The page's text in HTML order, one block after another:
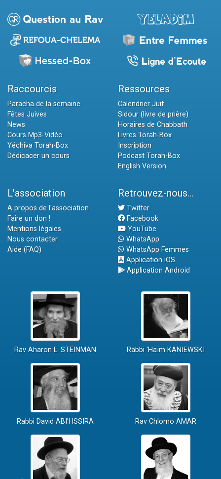
Raccourcis
Paracha de la semaine
Fêtes Juives
News
Cours Mp3-Vidéo
Yéchiva Torah-Box
Dédicacer un cours
Ressources
Calendrier Juif
Sidour (livre de prière)
Horaires de Chabbath
Livres Torah-Box
Inscription
Podcast Torah-Box
English Version
L'association
A propos de l'association
Faire un don !
Mentions légales
Nous contacter
Aide (FAQ)
Retrouvez-nous...
Twitter
Facebook
YouTube
WhatsApp
WhatsApp Femmes
Application iOS
Application Android
Rav Aharon L. STEINMAN Rabbi 'Haïm KANIEWSKI
Rabbi David ABI'HSSIRA Rav Chlomo AMAR